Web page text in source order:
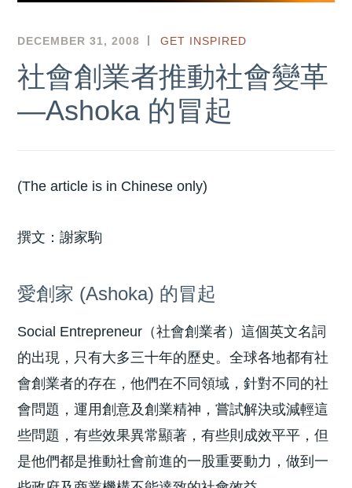
DECEMBER 31, 2008 HKSEF
GET INSPIRED
社會創業者推動社會變革
—Ashoka 的冒起
(The article is in Chinese only)
撰文：謝家駒
愛創家 (Ashoka) 的冒起
Social Entrepreneur（社會創業者）這個英文名詞
的出現，只有大多三十年的歷史。全球各地都有社
會創業者的存在，他們在不同領域，針對不同的社
會問題，運用創意及創業精神，嘗試解決或減輕這
些問題，有些效果異常顯著，有些則成效平平，但
是他們都是推動社會前進的一股重要動力，做到一